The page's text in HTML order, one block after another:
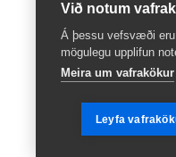
Við notum
Á þessu vefsvæði
mögulegu upplifun
Meira um vafrakökur
Leyfa